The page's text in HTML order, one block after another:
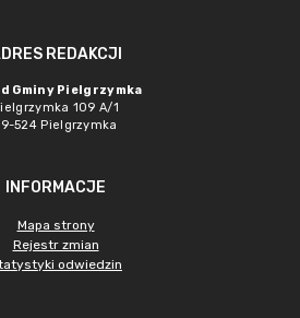
REDAKCJI
Gminy Pielgrzymka
109 A/1
524 Pielgrzymka
INFORMACJE
Mapa strony
Rejestr zmian
odwiedzin